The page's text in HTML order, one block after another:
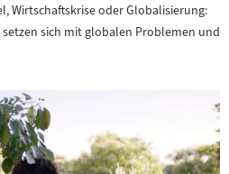
Wirtschaftskrise oder Globalisierung:
sich mit globalen Problemen und